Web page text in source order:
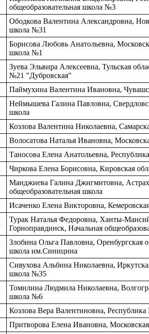
общеобразовательная школа №3
Ободкова Валентина Александровна,
школа №31
Борисова Любовь Анатольевна,
школа №1
Зуева Эльвира Алексеевна, Тульская
№21 "Дубровская"
Паймухина Валентина Ивановна,
Неймышева Галина Павловна,
школа
Козлова Валентина Николаевна,
Волосатова Наталья Ивановна,
Таносова Елена Анатольевна,
Чиркова Елена Борисовна, Кировская
Манджиева Галина Джигмитовна,
общеобразовательная школа
Исаченко Елена Викторовна,
Турак Наталья Федоровна, Ханты-
Горноправдинск, Начальная
Злобина Ольга Павловна, Оренбургская
школа им.Синицина
Сивухова Альбина Николаевна,
школа №35
Томилина Людмила Николаевна,
школа №6
Козлова Вера Валентиновна,
Притворова Елена Ивановна,